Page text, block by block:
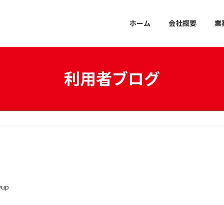
ホーム 会社概要 業
利用者ブログ